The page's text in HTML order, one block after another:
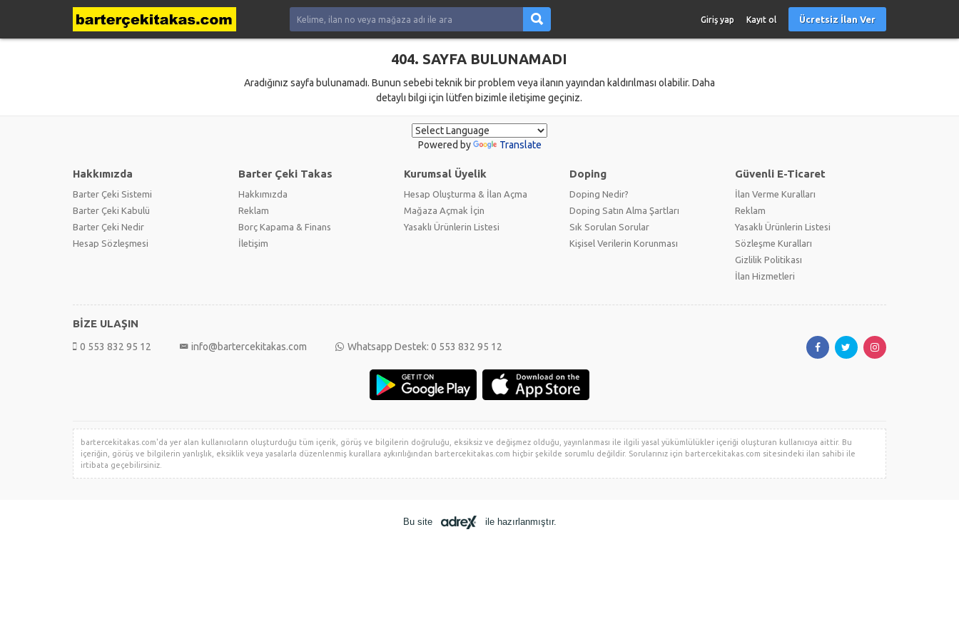
Giriş yap Kayıt ol Ücretsiz İlan Ver
404. SAYFA BULUNAMADI
Aradığınız sayfa bulunamadı. Bunun sebebi teknik bir problem veya ilanın yayından kaldırılması olabilir. Daha
detaylı bilgi için lütfen bizimle iletişime geçiniz.
Powered by Translate
Hakkımızda
Barter Çeki Sistemi
Barter Çeki Kabulü
Barter Çeki Nedir
Hesap Sözleşmesi
Barter Çeki Takas
Hakkımızda
Reklam
Borç Kapama & Finans
İletişim
Kurumsal Üyelik
Hesap Oluşturma & İlan Açma
Mağaza Açmak İçin
Yasaklı Ürünlerin Listesi
Doping
Doping Nedir?
Doping Satın Alma Şartları
Sık Sorulan Sorular
Kişisel Verilerin Korunması
Güvenli E-Ticaret
İlan Verme Kuralları
Reklam
Yasaklı Ürünlerin Listesi
Sözleşme Kuralları
Gizlilik Politikası
İlan Hizmetleri
BİZE ULAŞIN
0 553 832 95 12 info@bartercekitakas.com Whatsapp Destek: 0 553 832 95 12
bartercekitakas.com'da yer alan kullanıcıların oluşturduğu tüm içerik, görüş ve bilgilerin doğruluğu, eksiksiz ve değişmez olduğu, yayınlanması ile ilgili yasal yükümlülükler içeriği oluşturan kullanıcıya aittir. Bu
içeriğin, görüş ve bilgilerin yanlışlık, eksiklik veya yasalarla düzenlenmiş kurallara aykırılığından bartercekitakas.com hiçbir şekilde sorumlu değildir. Sorularınız için bartercekitakas.com sitesindeki ilan sahibi ile
irtibata geçebilirsiniz.
Bu site ile hazırlanmıştır.